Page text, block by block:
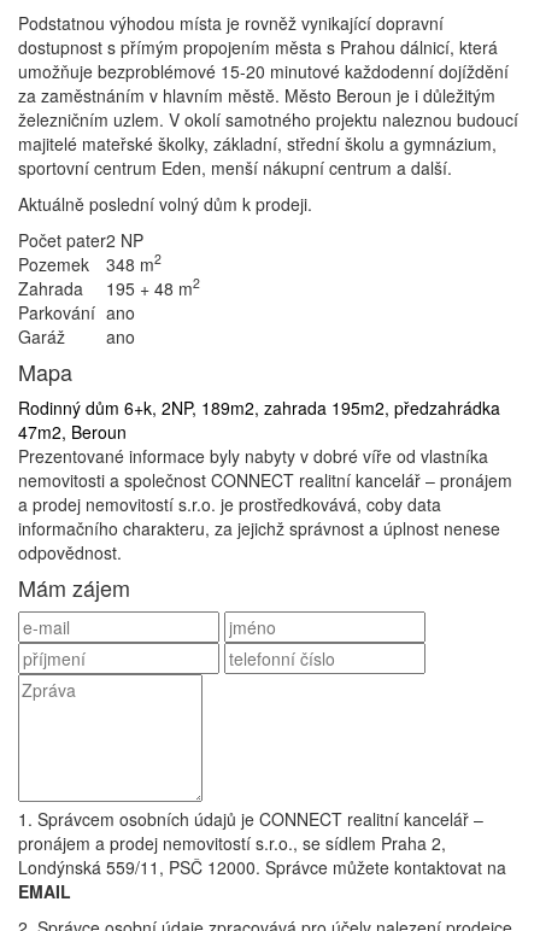
Podstatnou výhodou místa je rovněž vynikající dopravní
dostupnost s přímým propojením města s Prahou dálnicí, která
umožňuje bezproblémové 15-20 minutové každodenní dojíždění
za zaměstnáním v hlavním městě. Město Beroun je i důležitým
železničním uzlem. V okolí samotného projektu naleznou budoucí
majitelé mateřské školky, základní, střední školu a gymnázium,
sportovní centrum Eden, menší nákupní centrum a další.
Aktuálně poslední volný dům k prodeji.
Počet pater2 NP
Pozemek
348 m2
Zahrada 195 + 48 m2
Parkování ano
Garáž
ano
Mapa
Rodinný dům 6+k, 2NP, 189m2, zahrada 195m2, předzahrádka
47m2, Beroun
Prezentované informace byly nabyty v dobré víře od vlastníka
nemovitosti a společnost CONNECT realitní kancelář – pronájem
a prodej nemovitostí s.r.o. je prostředkovává, coby data
informačního charakteru, za jejichž správnost a úplnost nenese
odpovědnost.
Mám zájem
1. Správcem osobních údajů je CONNECT realitní kancelář –
pronájem a prodej nemovitostí s.r.o., se sídlem Praha 2,
Londýnská 559/11, PSČ 12000. Správce můžete kontaktovat na
EMAIL